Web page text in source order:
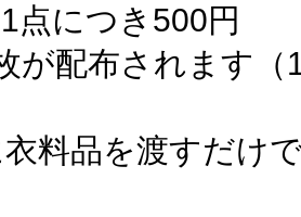
点につき500円
が配布されます（
料品を渡すだけ